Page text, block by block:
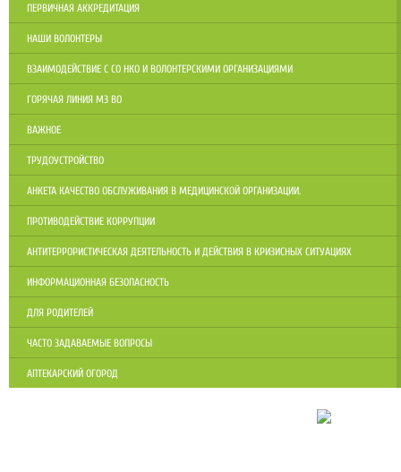
ПЕРВИЧНАЯ АККРЕДИТАЦИЯ
НАШИ ВОЛОНТЕРЫ
ВЗАИМОДЕЙСТВИЕ С СО НКО И ВОЛОНТЕРСКИМИ ОРГАНИЗАЦИЯМИ
ГОРЯЧАЯ ЛИНИЯ МЗ ВО
ВАЖНОЕ
ТРУДОУСТРОЙСТВО
АНКЕТА КАЧЕСТВО ОБСЛУЖИВАНИЯ В МЕДИЦИНСКОЙ ОРГАНИЗАЦИИ.
ПРОТИВОДЕЙСТВИЕ КОРРУПЦИИ
АНТИТЕРРОРИСТИЧЕСКАЯ ДЕЯТЕЛЬНОСТЬ И ДЕЙСТВИЯ В КРИЗИСНЫХ СИТУАЦИЯХ
ИНФОРМАЦИОННАЯ БЕЗОПАСНОСТЬ
ДЛЯ РОДИТЕЛЕЙ
ЧАСТО ЗАДАВАЕМЫЕ ВОПРОСЫ
АПТЕКАРСКИЙ ОГОРОД